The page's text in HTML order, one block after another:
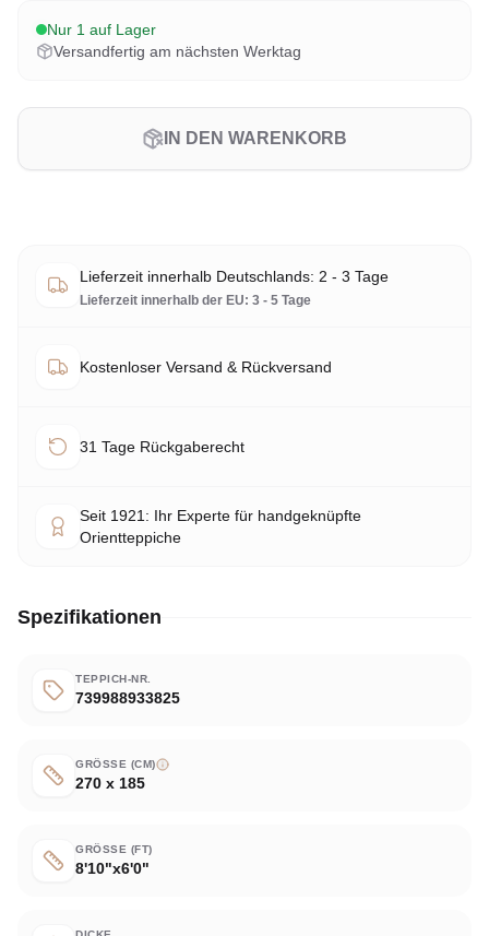
Nur 1 auf Lager
Versandfertig am nächsten Werktag
IN DEN WARENKORB
Lieferzeit innerhalb Deutschlands: 2 - 3 Tage
Lieferzeit innerhalb der EU: 3 - 5 Tage
Kostenloser Versand & Rückversand
31 Tage Rückgaberecht
Seit 1921: Ihr Experte für handgeknüpfte
Orientteppiche
Spezifikationen
TEPPICH-NR.
739988933825
GRÖSSE (CM)
270 x 185
GRÖSSE (FT)
8'10"x6'0"